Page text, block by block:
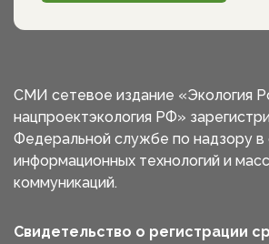
СМИ сетевое издание «Экология
нацпроектэкология РФ»
Федеральной службе по надзору в
информационных технологий и
коммуникаций.
Свидетельство о регистрации